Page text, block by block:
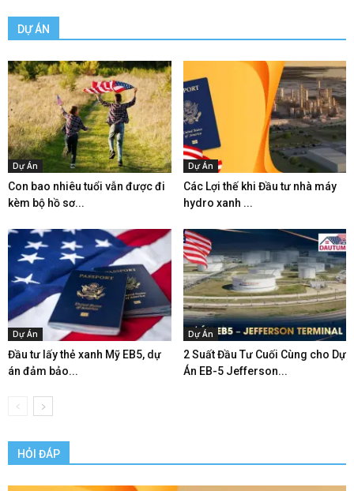
DỰ ÁN
Dự Án
Con bao nhiêu tuổi vẫn được đi
kèm bộ hồ sơ...
Dự Án
Các Lợi thế khi Đầu tư nhà máy
hydro xanh ...
Dự Án
Đầu tư lấy thẻ xanh Mỹ EB5, dự
án đảm bảo...
Dự Án
2 Suất Đầu Tư Cuối Cùng cho Dự
Án EB-5 Jefferson...
HỎI ĐÁP